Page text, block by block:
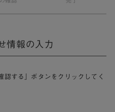
情報の入力
認する」ボタンをクリックしてく